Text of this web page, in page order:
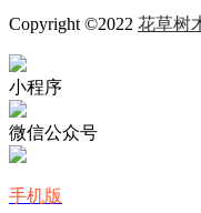
Copyright ©2022 花草树
小程序
微信公众号
手机版